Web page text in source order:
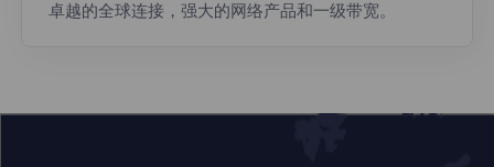
卓越的全球连接，强大的网络产品和一级带宽。